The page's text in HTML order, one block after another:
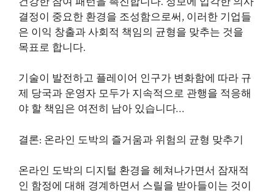
결정이 중요한 환경을 조성함으로써, 이러한 기업들
은 이익 창출과 사회적 책임의 균형을 맞추는 것을
목표로 합니다.
기술이 발전하고 플레이어 인구가 변화함에 따라 규
제 당국과 운영자 모두가 지속적으로 관행을 적응해
야 할 책임은 여전히 남아 있습니다…
결론: 온라인 도박의 즐거움과 위험의 균형 맞추기
온라인 도박의 디지털 환경을 헤쳐나가면서 잠재적
인 함정에 대해 경계하면서 스릴을 받아들이는 것이